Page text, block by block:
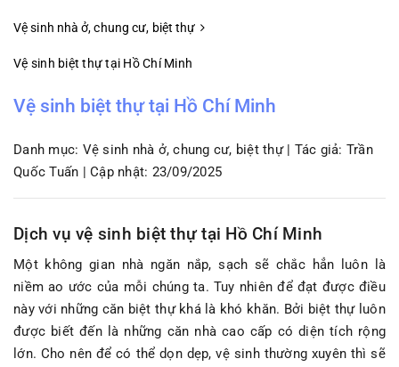
Vệ sinh nhà ở, chung cư, biệt thự
Vệ sinh biệt thự tại Hồ Chí Minh
Vệ sinh biệt thự tại Hồ Chí Minh
Danh mục: Vệ sinh nhà ở, chung cư, biệt thự | Tác giả: Trần
Quốc Tuấn | Cập nhật: 23/09/2025
Dịch vụ vệ sinh biệt thự tại Hồ Chí Minh
Một không gian nhà ngăn nắp, sạch sẽ chắc hẳn luôn là
niềm ao ước của mỗi chúng ta. Tuy nhiên để đạt được điều
này với những căn biệt thự khá là khó khăn. Bởi biệt thự luôn
được biết đến là những căn nhà cao cấp có diện tích rộng
lớn. Cho nên để có thể dọn dẹp, vệ sinh thường xuyên thì sẽ